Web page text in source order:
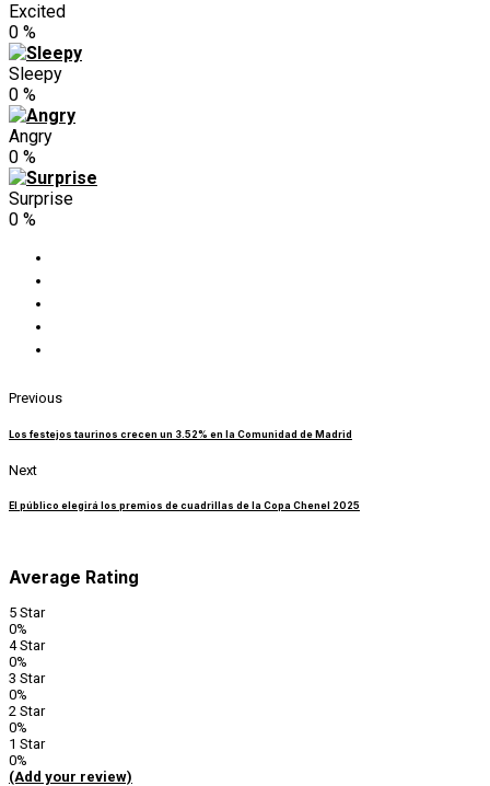
Excited
0 %
Sleepy
0 %
Angry
0 %
Surprise
0 %
Previous
Los festejos taurinos crecen un 3.52% en la Comunidad de Madrid
Next
El público elegirá los premios de cuadrillas de la Copa Chenel 2025
Average Rating
5 Star
0%
4 Star
0%
3 Star
0%
2 Star
0%
1 Star
0%
(Add your review)